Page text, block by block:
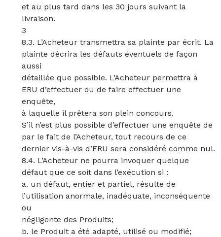
et au plus tard dans les 30 jours suivant la
livraison.
3
8.3. L’Acheteur transmettra sa plainte par écrit. La
plainte décrira les défauts éventuels de façon
aussi
détaillée que possible. L’Acheteur permettra à
ERU d’effectuer ou de faire effectuer une
enquête,
à laquelle il prêtera son plein concours.
S’il n’est plus possible d’effectuer une enquête de
par le fait de l’Acheteur, tout recours de ce
dernier vis-à-vis d’ERU sera considéré comme nul.
8.4. L’Acheteur ne pourra invoquer quelque
défaut que ce soit dans l’exécution si :
a. un défaut, entier et partiel, résulte de
l’utilisation anormale, inadéquate, inconséquente
ou
négligente des Produits;
b. le Produit a été adapté, utilisé ou modifié;